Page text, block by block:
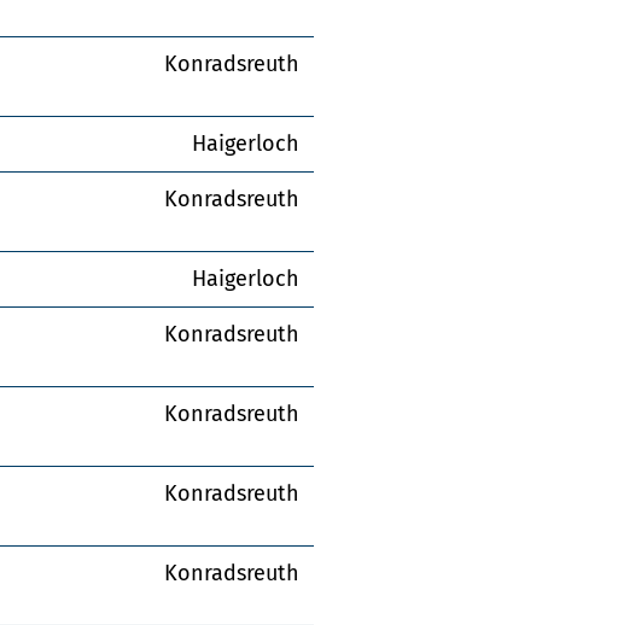
Konradsreuth
Haigerloch
Konradsreuth
Haigerloch
Konradsreuth
Konradsreuth
Konradsreuth
Konradsreuth